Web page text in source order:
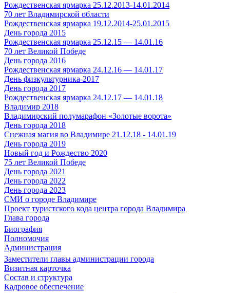
Рождественская ярмарка 25.12.2013-14.01.2014
70 лет Владимирской области
Рождественская ярмарка 19.12.2014-25.01.2015
День города 2015
Рождественская ярмарка 25.12.15 — 14.01.16
70 лет Великой Победе
День города 2016
Рождественская ярмарка 24.12.16 — 14.01.17
День физкультурника-2017
День города 2017
Рождественская ярмарка 24.12.17 — 14.01.18
Владимир 2018
Владимирский полумарафон «Золотые ворота»
День города 2018
Снежная магия во Владимире 21.12.18 - 14.01.19
День города 2019
Новый год и Рождество 2020
75 лет Великой Победе
День города 2021
День города 2022
День города 2023
СМИ о городе Владимире
Проект туристского кода центра города Владимира
Глава города
Биография
Полномочия
Администрация
Заместители главы администрации города
Визитная карточка
Состав и структура
Кадровое обеспечение